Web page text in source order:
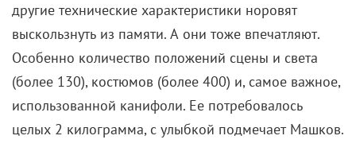
другие технические характеристики норовят
выскользнуть из памяти. А они тоже впечатляют.
Особенно количество положений сцены и света
(более 130), костюмов (более 400) и, самое важное,
использованной канифоли. Ее потребовалось
целых 2 килограмма, с улыбкой подмечает Машков.